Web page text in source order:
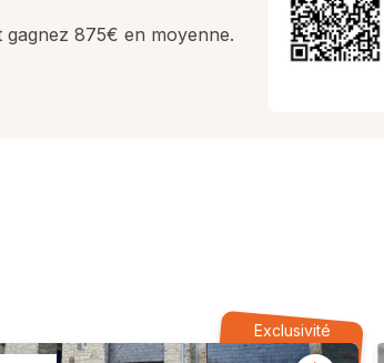
gagnez 875€ en moyenne.
Exclusivité